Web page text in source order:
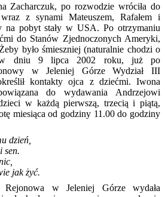
Zacharczuk, po rozwodzie wróciła do
z synami Mateuszem, Rafałem i
na pobyt stały w USA. Po otrzymaniu
do Stanów Zjednoczonych Ameryki,
było śmieszniej (naturalnie chodzi o
w dniu 9 lipca 2002 roku, już po
w Jeleniej Górze Wydział III
kontakty ojca z dziećmi. Iwona
do wydawania Andrzejowi
w każdą pierwszą, trzecią i piątą,
miesiąca od godziny 11.00 do godziny
dzień,
sen.
jak żyć.
Rejonowa w Jeleniej Górze wydała